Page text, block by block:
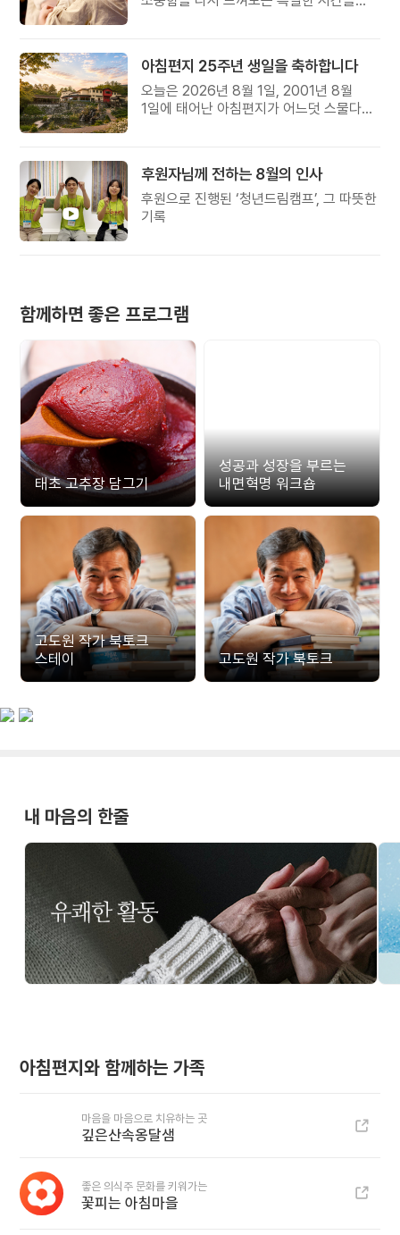
아침편지 25주년 생일을 축하합니다
오늘은 2026년 8월 1일, 2001년 8월
1일에 태어난 아침편지가 어느덧 스물다섯
후원자님께 전하는 8월의 인사
후원으로 진행된 ‘청년드림캠프’, 그 따뜻한
기록
함께하면 좋은 프로그램
태초 고추장 담그기
성공과 성장을 부르는
내면혁명 워크숍
고도원 작가 북토크
스테이
고도원 작가 북토크
내 마음의 한줄
아침편지와 함께하는 가족
마음을 마음으로 치유하는 곳
깊은산속옹달샘
좋은 의식주 문화를 키워가는
꽃피는 아침마을